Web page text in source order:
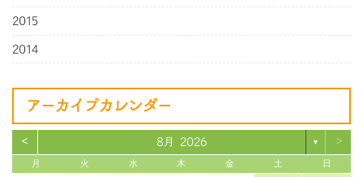
2015
2014
アーカイブカレンダー
< 8月 2026 ▼ >
月 火 水 木 金 土 日